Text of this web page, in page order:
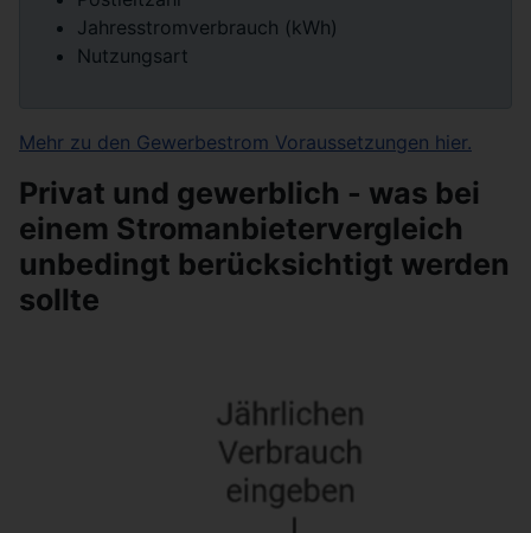
Jahresstromverbrauch (kWh)
Nutzungsart
Mehr zu den Gewerbestrom Voraussetzungen hier.
Privat und gewerblich - was bei
einem Stromanbietervergleich
unbedingt berücksichtigt werden
sollte